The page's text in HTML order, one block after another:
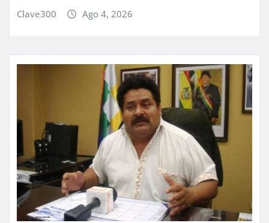
Clave300 Ago 4, 2026